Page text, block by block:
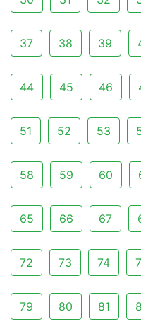
37 38 39
44 45 46
51 52 53
58 59 60
65 66 67
72 73 74
79 80 81